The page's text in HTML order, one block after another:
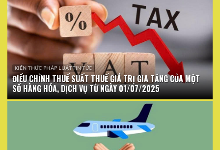
KIẾN THỨC PHÁP LUẬT TIN TỨC
ĐIỀU CHỈNH THUẾ SUẤT THUẾ GIÁ TRỊ GIA TĂNG CỦA MỘT
SỐ HÀNG HÓA, DỊCH VỤ TỪ NGÀY 01/07/2025